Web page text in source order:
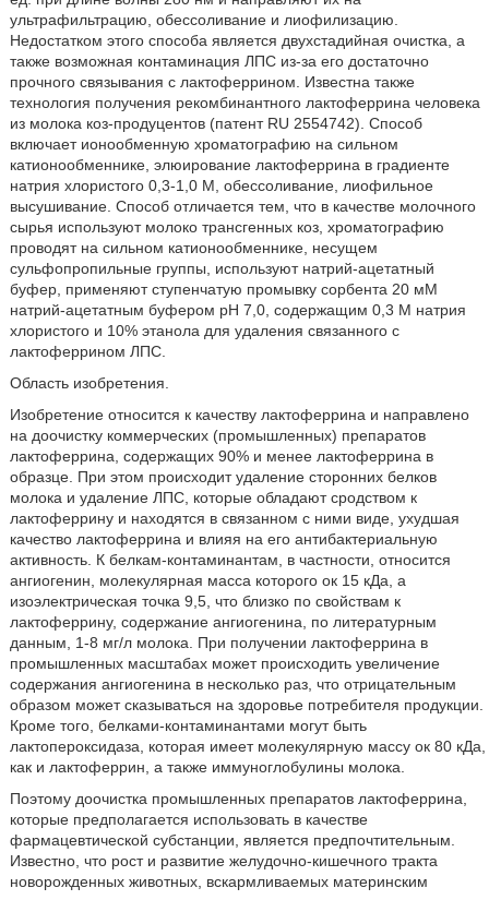
ультрафильтрацию, обессоливание и лиофилизацию.
Недостатком этого способа является двухстадийная очистка, а
также возможная контаминация ЛПС из-за его достаточно
прочного связывания с лактоферрином. Известна также
технология получения рекомбинантного лактоферрина человека
из молока коз-продуцентов (патент RU 2554742). Способ
включает ионообменную хроматографию на сильном
катионообменнике, элюирование лактоферрина в градиенте
натрия хлористого 0,3-1,0 М, обессоливание, лиофильное
высушивание. Способ отличается тем, что в качестве молочного
сырья используют молоко трансгенных коз, хроматографию
проводят на сильном катионообменнике, несущем
сульфопропильные группы, используют натрий-ацетатный
буфер, применяют ступенчатую промывку сорбента 20 мМ
натрий-ацетатным буфером рН 7,0, содержащим 0,3 М натрия
хлористого и 10% этанола для удаления связанного с
лактоферрином ЛПС.
Область изобретения.
Изобретение относится к качеству лактоферрина и направлено
на доочистку коммерческих (промышленных) препаратов
лактоферрина, содержащих 90% и менее лактоферрина в
образце. При этом происходит удаление сторонних белков
молока и удаление ЛПС, которые обладают сродством к
лактоферрину и находятся в связанном с ними виде, ухудшая
качество лактоферрина и влияя на его антибактериальную
активность. К белкам-контаминантам, в частности, относится
ангиогенин, молекулярная масса которого ок 15 кДа, а
изоэлектрическая точка 9,5, что близко по свойствам к
лактоферрину, содержание ангиогенина, по литературным
данным, 1-8 мг/л молока. При получении лактоферрина в
промышленных масштабах может происходить увеличение
содержания ангиогенина в несколько раз, что отрицательным
образом может сказываться на здоровье потребителя продукции.
Кроме того, белками-контаминантами могут быть
лактопероксидаза, которая имеет молекулярную массу ок 80 кДа,
как и лактоферрин, а также иммуноглобулины молока.
Поэтому доочистка промышленных препаратов лактоферрина,
которые предполагается использовать в качестве
фармацевтической субстанции, является предпочтительным.
Известно, что рост и развитие желудочно-кишечного тракта
новорожденных животных, вскармливаемых материнским